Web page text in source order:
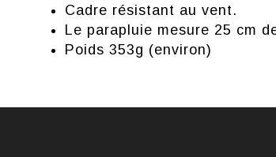
Cadre résistant au vent.
Le parapluie mesure 25 cm
Poids 353g (environ)